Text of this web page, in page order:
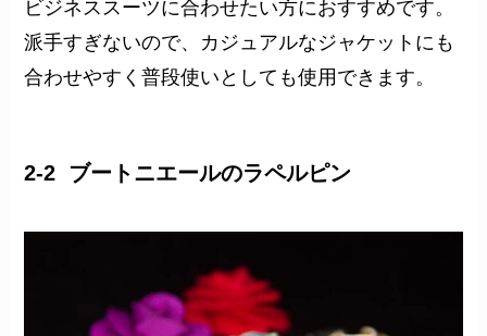
ビジネススーツに合わせたい方におすすめです。
派手すぎないので、カジュアルなジャケットにも
合わせやすく普段使いとしても使用できます。
2-2 ブートニエールのラペルピン